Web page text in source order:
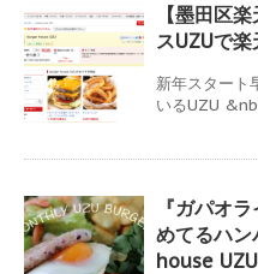
【墨田区
スUZUで
新年スター
いるUZU
『ガパオ
めてるハ
house